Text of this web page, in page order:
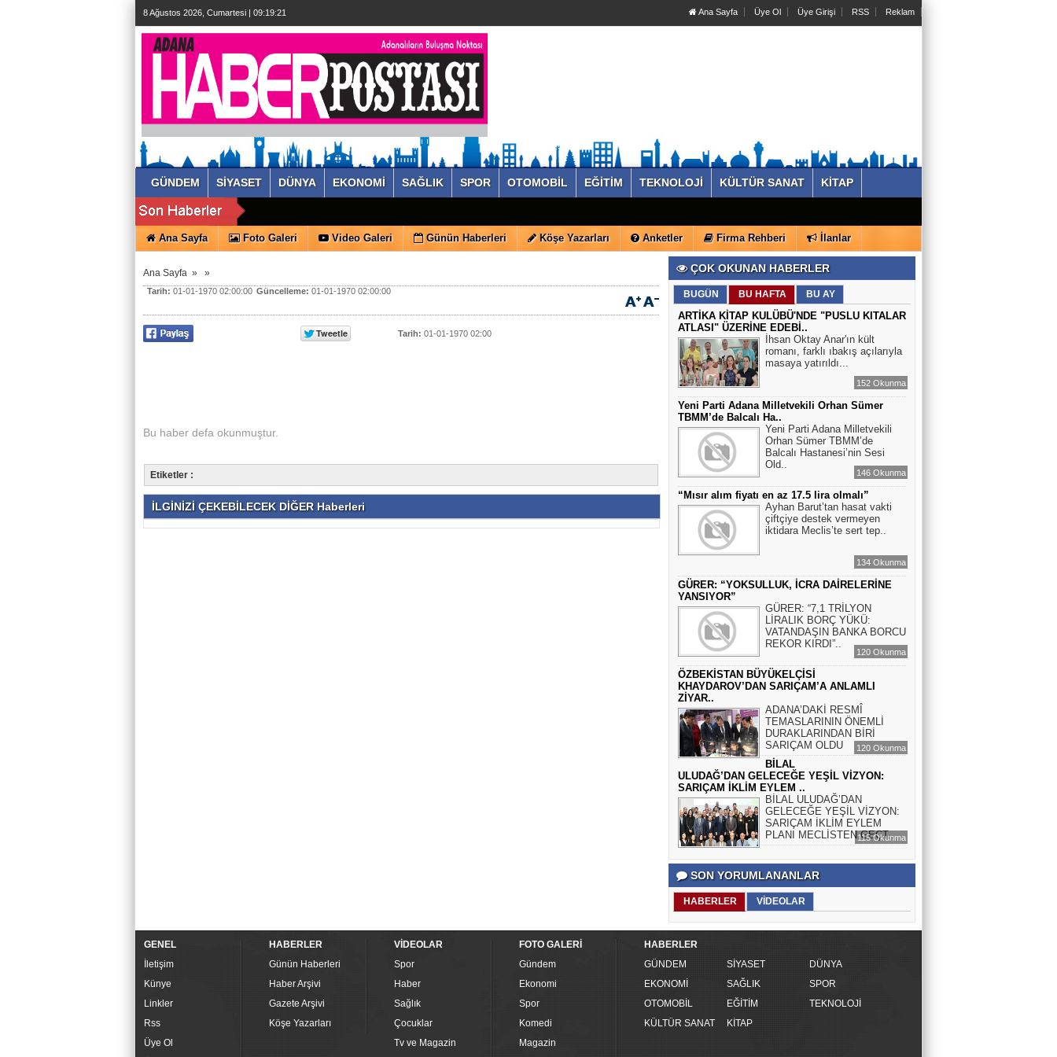
8 Ağustos 2026, Cumartesi | 09:19:21 Ana Sayfa Üye Ol Üye Girişi RSS Reklam
GÜNDEM SİYASET DÜNYA EKONOMİ SAĞLIK SPOR OTOMOBİL EĞİTİM TEKNOLOJİ KÜLTÜR SANAT KİTAP
Ana Sayfa Foto Galeri Video Galeri Günün Haberleri Köşe Yazarları Anketler Firma Rehberi İlanlar
Ana Sayfa » »
Tarih: 01-01-1970 02:00:00 Güncelleme: 01-01-1970 02:00:00
Tarih: 01-01-1970 02:00
Bu haber defa okunmuştur.
Etiketler :
İLGİNİZİ ÇEKEBİLECEK DİĞER Haberleri
ÇOK OKUNAN HABERLER
BUGÜN BU HAFTA BU AY
ARTİKA KİTAP KULÜBÜ'NDE "PUSLU KITALAR
ATLASI" ÜZERİNE EDEBİ..
İhsan Oktay Anar'ın kült
romanı, farklı ıbakış açılarıyla
masaya yatırıldı...
152 Okunma
Yeni Parti Adana Milletvekili Orhan Sümer
TBMM’de Balcalı Ha..
Yeni Parti Adana Milletvekili
Orhan Sümer TBMM’de
Balcalı Hastanesi’nin Sesi
Old..
146 Okunma
“Mısır alım fiyatı en az 17.5 lira olmalı”
Ayhan Barut’tan hasat vakti
çiftçiye destek vermeyen
iktidara Meclis’te sert tep..
134 Okunma
GÜRER: “YOKSULLUK, İCRA DAİRELERİNE
YANSIYOR”
GÜRER: “7,1 TRİLYON
LİRALIK BORÇ YÜKÜ:
VATANDAŞIN BANKA BORCU
REKOR KIRDI”..
120 Okunma
ÖZBEKİSTAN BÜYÜKELÇİSİ
KHAYDAROV’DAN SARIÇAM’A ANLAMLI
ZİYAR..
ADANA’DAKİ RESMÎ
TEMASLARININ ÖNEMLİ
DURAKLARINDAN BİRİ
SARIÇAM OLDU
120 Okunma
BİLAL
ULUDAĞ’DAN GELECEĞE YEŞİL VİZYON:
SARIÇAM İKLİM EYLEM ..
BİLAL ULUDAĞ’DAN
GELECEĞE YEŞİL VİZYON:
SARIÇAM İKLİM EYLEM
PLANI MECLİSTEN GEÇT..
115 Okunma
SON YORUMLANANLAR
HABERLER VİDEOLAR
GENEL
İletişim
Künye
Linkler
Rss
Üye Ol
HABERLER
Günün Haberleri
Haber Arşivi
Gazete Arşivi
Köşe Yazarları
VİDEOLAR
Spor
Haber
Sağlık
Çocuklar
Tv ve Magazin
FOTO GALERİ
Gündem
Ekonomi
Spor
Komedi
Magazin
HABERLER
GÜNDEM
SİYASET
DÜNYA
EKONOMİ
SAĞLIK
SPOR
OTOMOBİL
EĞİTİM
TEKNOLOJİ
KÜLTÜR SANAT
KİTAP